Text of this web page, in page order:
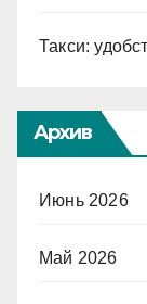
Такси:
Архив
Июнь 2026
Май 2026